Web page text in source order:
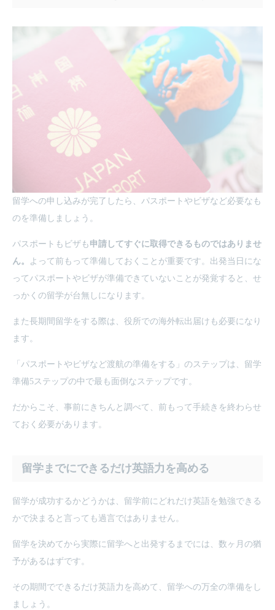
留学への申し込みが完了したら、パスポートやビザなど必要なも
のを準備しましょう。
パスポートもビザも 申請してすぐに取得できるものではありませ
ん。
よって前もって準備しておくことが重要です。出発当日にな
ってパスポートやビザが準備できていないことが発覚すると、せ
っかくの留学が台無しになります。
また長期間留学をする際は、役所での海外転出届けも必要になり
ます。
「パスポートやビザなど渡航の準備をする」のステップは、留学
準備5ステップの中で最も面倒なステップです。
だからこそ、事前にきちんと調べて、前もって手続きを終わらせ
ておく必要があります。
留学までにできるだけ英語力を高める
留学が成功するかどうかは、留学前にどれだけ英語を勉強できる
かで決まると言っても過言ではありません。
留学を決めてから実際に留学へと出発するまでには、数ヶ月の猶
予があるはずです。
その期間でできるだけ英語力を高めて、留学への万全の準備をし
ましょう。